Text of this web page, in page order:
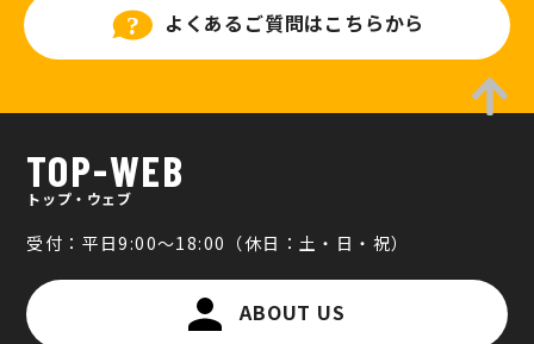
よくあるご質問はこちらから
TOP-WEB
トップ・ウェブ
受付：平日9:00～18:00（休日：土・日・祝）
ABOUT US